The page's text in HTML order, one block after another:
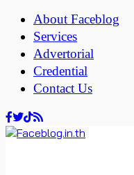
About Faceblog
Services
Advertorial
Credential
Contact Us